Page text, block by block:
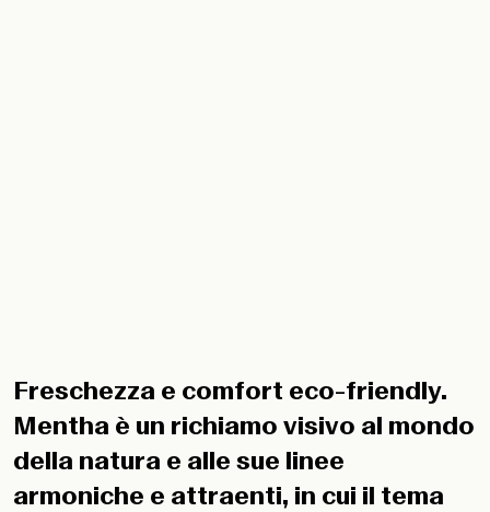
Freschezza e comfort eco-friendly.
Mentha è un richiamo visivo al mondo
della natura e alle sue linee
armoniche e attraenti, in cui il tema